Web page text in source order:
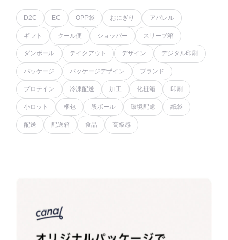
D2C EC OPP袋 おにぎり アパレル
ギフト クール便 ショッパー スリーブ箱
ダンボール テイクアウト デザイン デジタル印刷
パッケージ パッケージデザイン ブランド
プロテイン 冷凍配送 加工 化粧箱 印刷
小ロット 梱包 段ボール 環境配慮 紙袋
配送 配送箱 食品 高級感